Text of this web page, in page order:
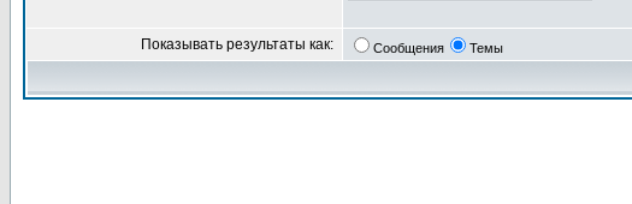
Показывать результаты как: Сообщения Темы